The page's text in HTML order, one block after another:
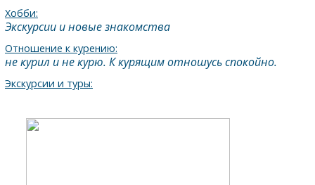
Хобби:
Экскурсии и новые знакомства
Отношение к курению:
не курил и не курю. К курящим отношусь спокойно.
Экскурсии и туры: